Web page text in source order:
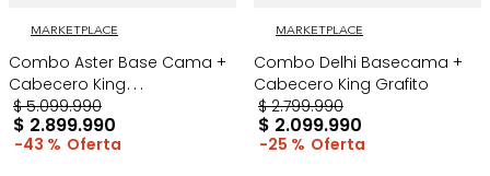
MARKETPLACE
Combo Aster Base Cama +
Cabecero King
Taupe/Madera
$ 5.099.990
$ 2.899.990
43 %
MARKETPLACE
Combo Delhi Basecama +
Cabecero King Grafito
$ 2.799.990
$ 2.099.990
25 %